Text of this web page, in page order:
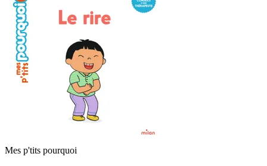
Mes p'tits pourquoi